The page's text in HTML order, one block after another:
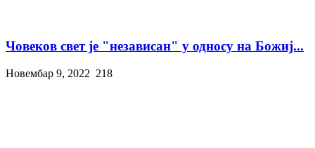
Човеков свет је "независан" у односу на Божиј...
Новембар 9, 2022 218